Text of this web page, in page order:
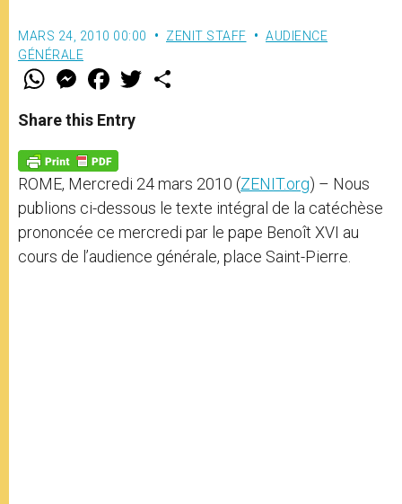
MARS 24, 2010 00:00 ZENIT STAFF
AUDIENCE
GÉNÉRALE
W
t
s
p
p
M
e
s
e
g
e
r
F
a
e
b
o
k
w
Share this Entry
ROME, Mercredi 24 mars 2010 (ZENIT.org) – Nous
publions ci-dessous le texte intégral de la catéchèse
prononcée ce mercredi par le pape Benoît XVI au
cours de l’audience générale, place Saint-Pierre.